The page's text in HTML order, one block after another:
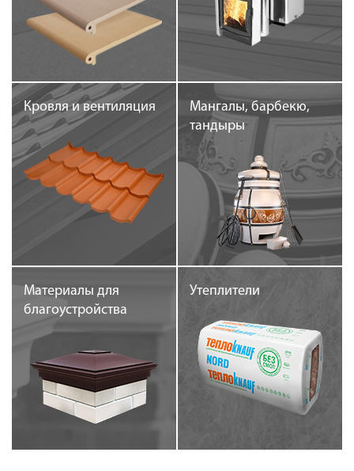
Кровля и вентиляция
Мангалы, барбекю,
тандыры
Материалы для
благоустройства
Утеплители